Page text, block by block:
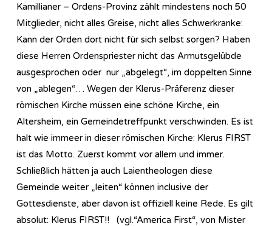
Kamillianer – Ordens-Provinz zählt mindestens noch 50
Mitglieder, nicht alles Greise, nicht alles Schwerkranke:
Kann der Orden dort nicht für sich selbst sorgen? Haben
diese Herren Ordenspriester nicht das Armutsgelübde
ausgesprochen oder nur „abgelegt“, im doppelten Sinne
von „ablegen“… Wegen der Klerus-Präferenz dieser
römischen Kirche müssen eine schöne Kirche, ein
Altersheim, ein Gemeindetreffpunkt verschwinden. Es ist
halt wie immeer in dieser römischen Kirche: Klerus FIRST
ist das Motto. Zuerst kommt vor allem und immer.
Schließlich hätten ja auch Laientheologen diese
Gemeinde weiter „leiten“ können inclusive der
Gottesdienste, aber davon ist offiziell keine Rede. Es gilt
absolut: Klerus FIRST!! (vgl.“America First“, von Mister